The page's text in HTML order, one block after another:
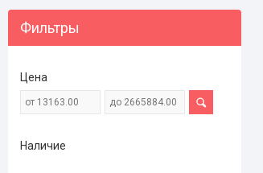
Фильтры
Цена
Наличие